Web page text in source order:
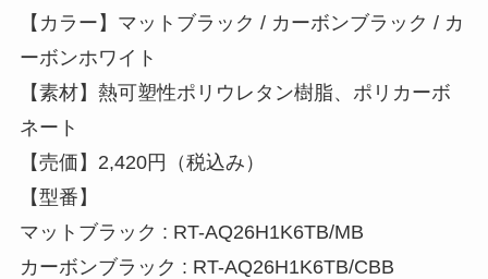
【カラー】マットブラック / カーボンブラック / カ
ーボンホワイト
【素材】熱可塑性ポリウレタン樹脂、ポリカーボ
ネート
【売価】2,420円（税込み）
【型番】
マットブラック : RT-AQ26H1K6TB/MB
カーボンブラック : RT-AQ26H1K6TB/CBB